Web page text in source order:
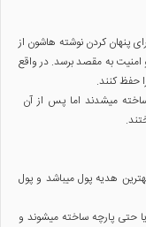
پنهان کردن نوشته هاشون از
امنیت به مقصد برسد. در واقع
حفظ کنند.
دستی ساخته میشدند اما پس از آن
هدیه پول میباشد و پول
حتی پارچه ساخته میشوند و